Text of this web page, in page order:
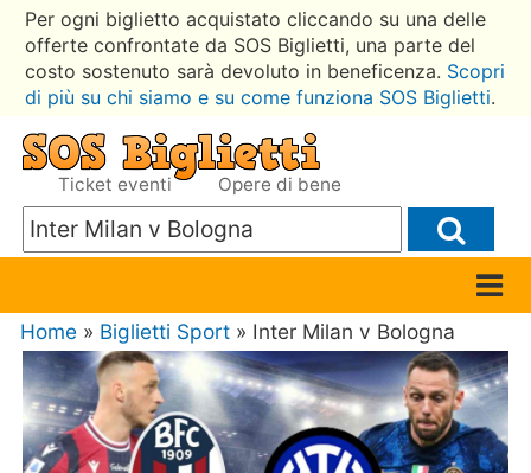
Per ogni biglietto acquistato cliccando su una delle
offerte confrontate da SOS Biglietti, una parte del
costo sostenuto sarà devoluto in beneficenza. Scopri
di più su chi siamo e su come funziona SOS Biglietti.
Ticket eventi Opere di bene
Home » Biglietti Sport » Inter Milan v Bologna